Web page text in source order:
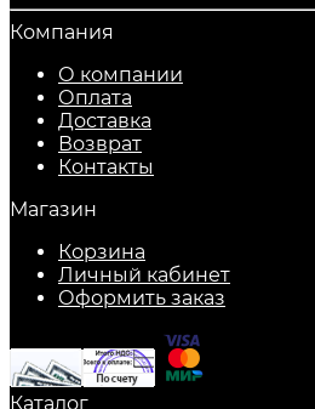
Компания
О компании
Оплата
Доставка
Возврат
Контакты
Магазин
Корзина
Личный кабинет
Оформить заказ
Каталог